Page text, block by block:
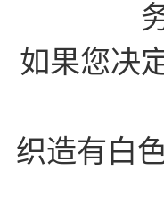
如果您决
织造有白